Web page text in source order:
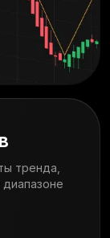
тренда,